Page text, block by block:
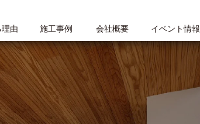
由 施工事例 会社概要 イベント情報